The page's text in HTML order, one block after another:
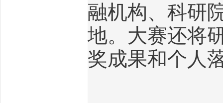
融机构、科研
地。大赛还将
奖成果和个人